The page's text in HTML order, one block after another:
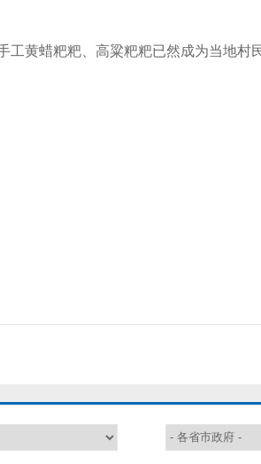
工黄蜡粑粑、高粱粑粑已然成为当地村